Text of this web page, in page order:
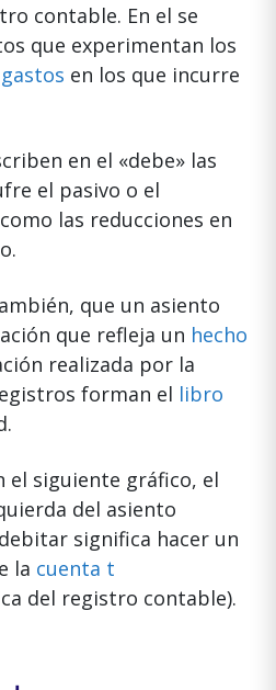
contable. En el se
que experimentan los
gastos en los que incurre
en el «debe» las
el pasivo o el
las reducciones en
que un asiento
que refleja un hecho
realizada por la
forman el libro
el siguiente gráfico, el
del asiento
significa hacer un
la cuenta t
del registro contable).